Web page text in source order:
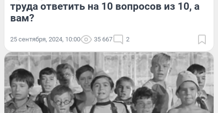
труда ответить на 10 вопросов из 10, а
вам?
25 сентября, 2024, 10:00 35 667 2